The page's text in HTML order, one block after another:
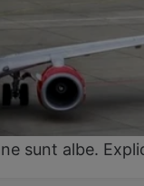
sunt albe.